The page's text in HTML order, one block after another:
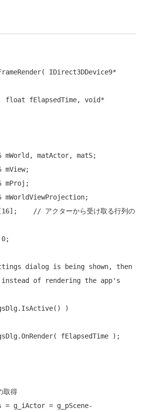
IDirect3DDevice9*
float fElapsedTime, void*
// アクターから受け取る行列の
dialog is being shown, then
of rendering the app's
)
取得
= g_iActor = g_pScene-